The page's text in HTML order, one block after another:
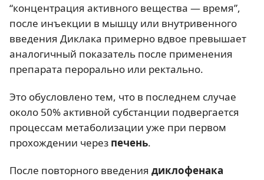
“концентрация активного вещества — время”,
после инъекции в мышцу или внутривенного
введения Диклака примерно вдвое превышает
аналогичный показатель после применения
препарата перорально или ректально.
Это обусловлено тем, что в последнем случае
около 50% активной субстанции подвергается
процессам метаболизации уже при первом
прохождении через печень.
После повторного введения диклофенака